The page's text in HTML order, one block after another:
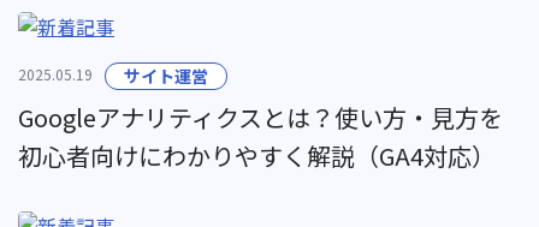
2025.05.19 サイト運営
Googleアナリティクスとは？使い方・見方を
初心者向けにわかりやすく解説（GA4対応）